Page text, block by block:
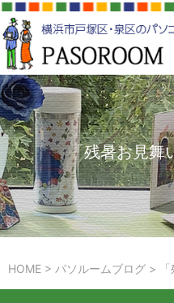
「残暑お見舞
HOME > パソルームブログ >